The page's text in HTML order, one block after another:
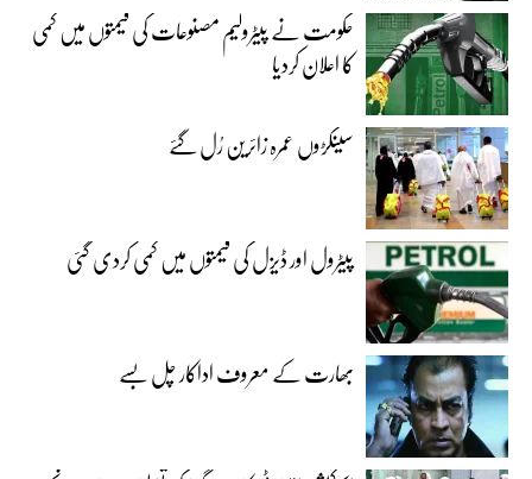
حکومت نے پیٹرولیم مصنوعات کی قیمتوں میں کمی
کا اعلان کردیا
سینکڑوں عمرہ زائرین رُل گئے
پیٹرول اور ڈیزل کی قیمتوں میں کمی کردی گئی
بھارت کے معروف اداکار چل بسے